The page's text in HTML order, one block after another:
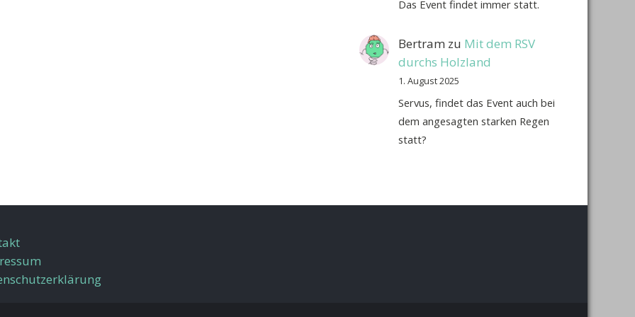
Das Event findet immer statt.
Bertram zu Mit dem RSV
durchs Holzland
1. August 2025
Servus, findet das Event auch bei
dem angesagten starken Regen
statt?